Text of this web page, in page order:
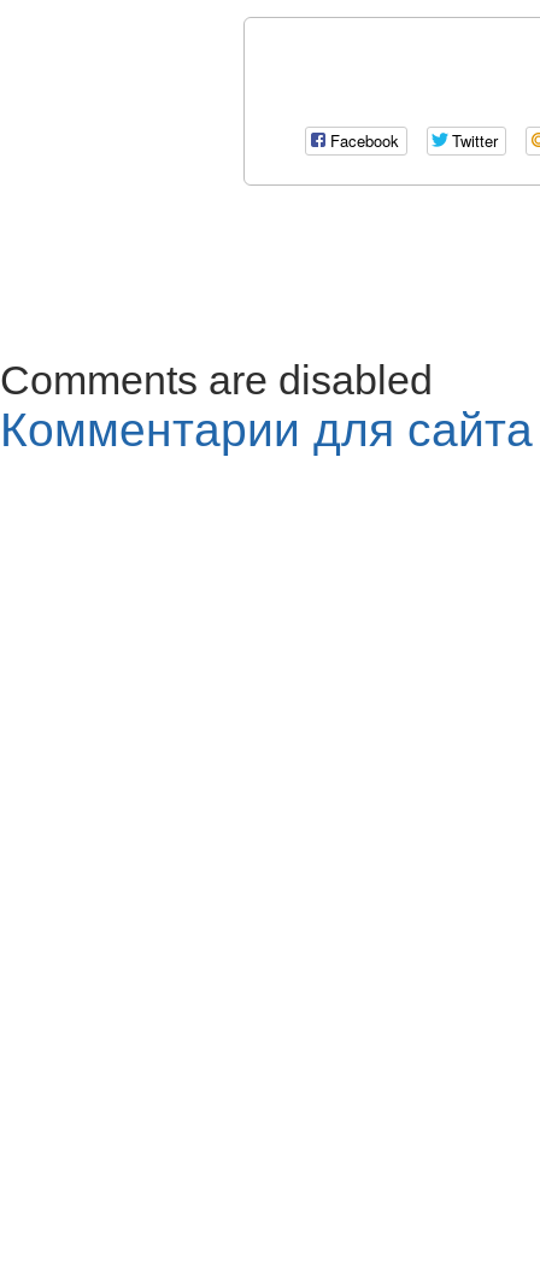
Facebook Twitter
Comments are disabled
Комментарии для